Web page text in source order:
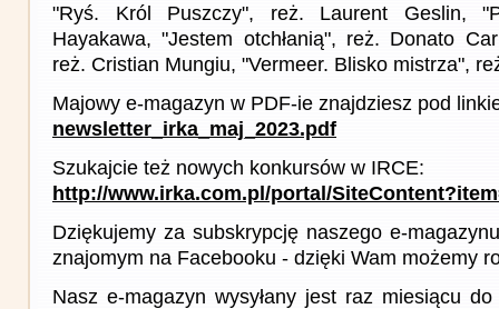
"Ryś. Król Puszczy", reż. Laurent Geslin,
Hayakawa, "Jestem otchłanią", reż. Donato
reż. Cristian Mungiu, "Vermeer. Blisko mistrza",
Majowy e-magazyn w PDF-ie znajdziesz pod
newsletter_irka_maj_2023.pdf
Szukajcie też nowych konkursów w IRCE:
http://www.irka.com.pl/portal/
Dziękujemy za subskrypcję naszego e-
znajomym na Facebooku - dzięki Wam możemy
Nasz e-magazyn wysyłany jest raz miesiącu